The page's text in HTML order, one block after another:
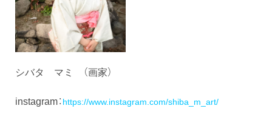
シバタ マミ （画家）
instagram： https://www.instagram.com/shiba_m_art/